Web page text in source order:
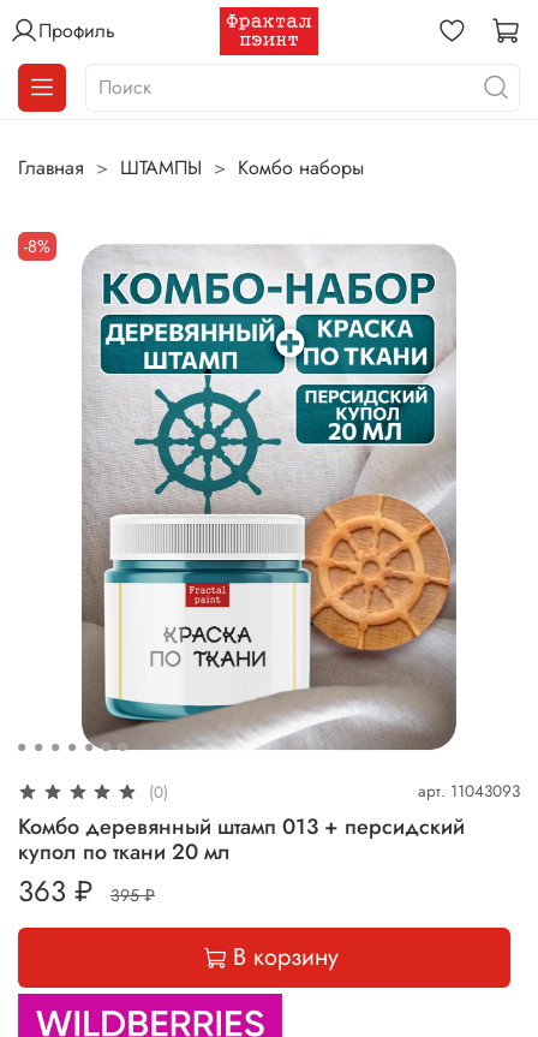
Профиль
Главная ШТАМПЫ Комбо наборы
-8%
(0) арт. 11043093
Комбо деревянный штамп 013 + персидский
купол по ткани 20 мл
363 ₽ 395 ₽
В корзину